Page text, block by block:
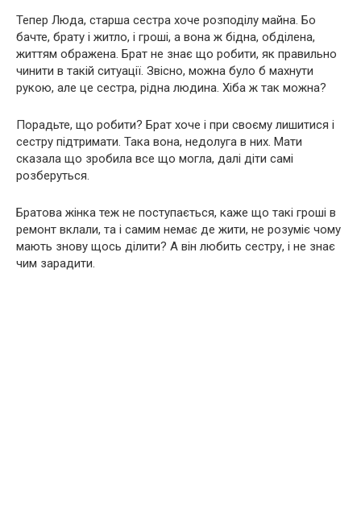
Тепер Люда, старша сестра хоче розподілу майна. Бо
бачте, брату і житло, і гроші, а вона ж бідна, обділена,
життям ображена. Брат не знає що робити, як правильно
чинити в такій ситуації. Звісно, можна було б махнути
рукою, але це сестра, рідна людина. Хіба ж так можна?
Порадьте, що робити? Брат хоче і при своєму лишитися і
сестру підтримати. Така вона, недолуга в них. Мати
сказала що зробила все що могла, далі діти самі
розберуться.
Братова жінка теж не поступається, каже що такі гроші в
ремонт вклали, та і самим немає де жити, не розуміє чому
мають знову щось ділити? А він любить сестру, і не знає
чим зарадити.